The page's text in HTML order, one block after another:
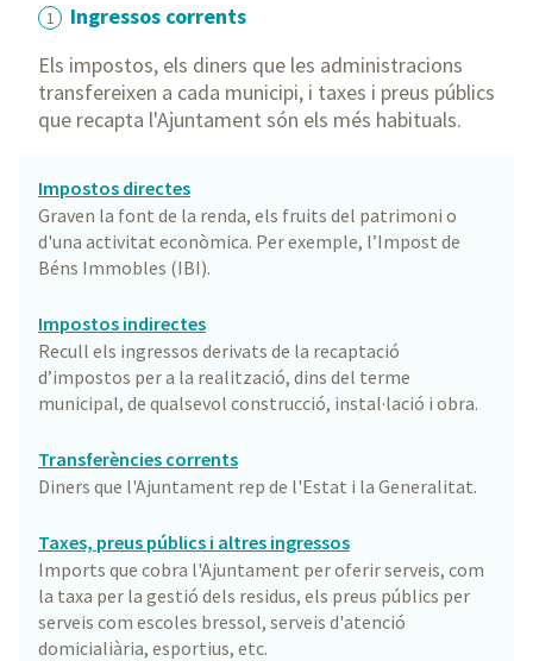
1
Ingressos corrents
Els impostos, els diners que les administracions
transfereixen a cada municipi, i taxes i preus públics
que recapta l'Ajuntament són els més habituals.
Impostos directes
Graven la font de la renda, els fruits del patrimoni o
d'una activitat econòmica. Per exemple, l’Impost de
Béns Immobles (IBI).
Impostos indirectes
Recull els ingressos derivats de la recaptació
d’impostos per a la realització, dins del terme
municipal, de qualsevol construcció, instal·lació i obra.
Transferències corrents
Diners que l'Ajuntament rep de l'Estat i la Generalitat.
Taxes, preus públics i altres ingressos
Imports que cobra l'Ajuntament per oferir serveis, com
la taxa per la gestió dels residus, els preus públics per
serveis com escoles bressol, serveis d'atenció
domicialiària, esportius, etc.